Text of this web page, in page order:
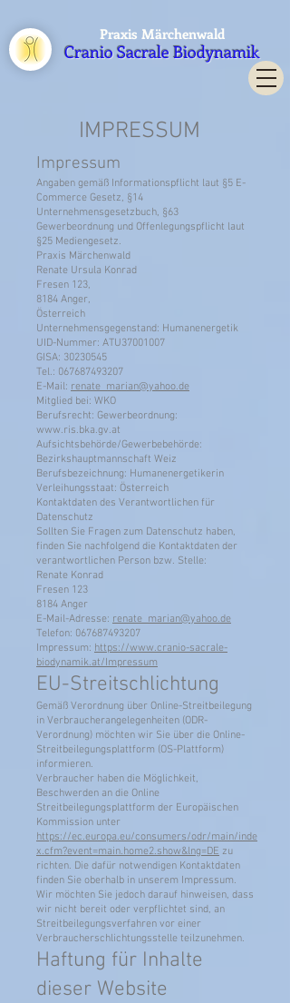
Praxis Märchenwald
Cranio Sacrale Biodynamik
IMPRESSUM
Impressum
Angaben gemäß Informationspflicht laut §5 E-
Commerce Gesetz, §14
Unternehmensgesetzbuch, §63
Gewerbeordnung und Offenlegungspflicht laut
§25 Mediengesetz.
Praxis Märchenwald
Renate Ursula Konrad
Fresen 123,
8184 Anger,
Österreich
Unternehmensgegenstand: Humanenergetik
UID-Nummer: ATU37001007
GISA: 30230545
Tel.: 067687493207
E-Mail: renate_marian@yahoo.de
Mitglied bei: WKO
Berufsrecht: Gewerbeordnung:
www.ris.bka.gv.at
Aufsichtsbehörde/Gewerbebehörde:
Bezirkshauptmannschaft Weiz
Berufsbezeichnung: Humanenergetikerin
Verleihungsstaat: Österreich
Kontaktdaten des Verantwortlichen für
Datenschutz
Sollten Sie Fragen zum Datenschutz haben,
finden Sie nachfolgend die Kontaktdaten der
verantwortlichen Person bzw. Stelle:
Renate Konrad
Fresen 123
8184 Anger
E-Mail-Adresse: renate_marian@yahoo.de
Telefon: 067687493207
Impressum: https://www.cranio-sacrale-
biodynamik.at/Impressum
EU-Streitschlichtung
Gemäß Verordnung über Online-Streitbeilegung
in Verbraucherangelegenheiten (ODR-
Verordnung) möchten wir Sie über die Online-
Streitbeilegungsplattform (OS-Plattform)
informieren.
Verbraucher haben die Möglichkeit,
Beschwerden an die Online
Streitbeilegungsplattform der Europäischen
Kommission unter
https://ec.europa.eu/consumers/odr/main/inde
x.cfm?event=main.home2.show&lng=DE zu
richten. Die dafür notwendigen Kontaktdaten
finden Sie oberhalb in unserem Impressum.
Wir möchten Sie jedoch darauf hinweisen, dass
wir nicht bereit oder verpflichtet sind, an
Streitbeilegungsverfahren vor einer
Verbraucherschlichtungsstelle teilzunehmen.
Haftung für Inhalte
dieser Website